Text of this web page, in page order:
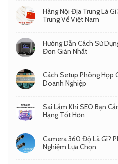
Hàng Nội Địa Trung Là
Trung Về Việt Nam
Hướng Dẫn Cách Sử
Đơn Giản Nhất
Cách Setup Phòng Họp
Doanh Nghiệp
Sai Lầm Khi SEO Bạn
Hạng Tốt Hơn
Camera 360 Độ Là Gì?
Nghiệm Lựa Chọn